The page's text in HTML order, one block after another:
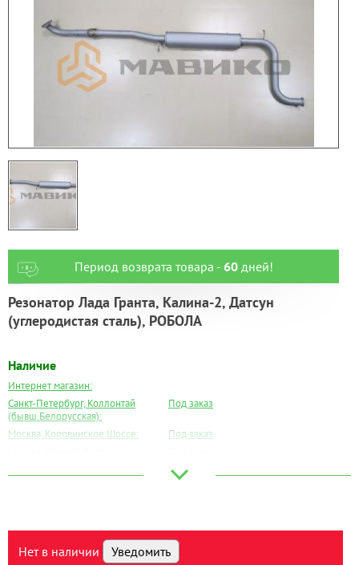
Период возврата товара - 60дней!
Резонатор Лада Гранта, Калина-2, Датсун
(углеродистая сталь), РОБОЛА
Наличие
Интернет магазин:
Санкт-Петербург, Коллонтай
(бывш.Белорусская):
Под заказ
Москва, Коровинское Шоссе:
Под заказ
Под заказ
Под заказ
Тюмень:
Под заказ
Нет в наличии Уведомить